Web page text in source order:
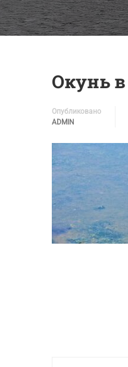
Окунь
Опубликовано
ADMIN